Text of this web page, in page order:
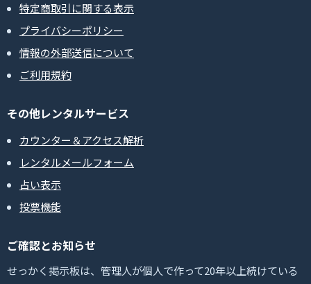
特定商取引に関する表示
プライバシーポリシー
情報の外部送信について
ご利用規約
その他レンタルサービス
カウンター＆アクセス解析
レンタルメールフォーム
占い表示
投票機能
ご確認とお知らせ
せっかく掲示板は、管理人が個人で作って20年以上続けている